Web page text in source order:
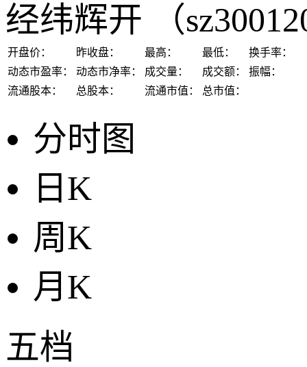
经纬辉开
（
开盘价： 昨收盘： 最高： 最低：
换手率：
动态市盈率：
动态市净率： 成交量： 成交额：
振幅：
流通股本：
总股本： 流通市值： 总市值：
分时图
日K
周K
月K
五档